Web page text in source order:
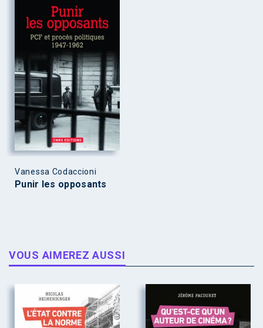
Vanessa Codaccioni
Punir les opposants
VOUS AIMEREZ AUSSI